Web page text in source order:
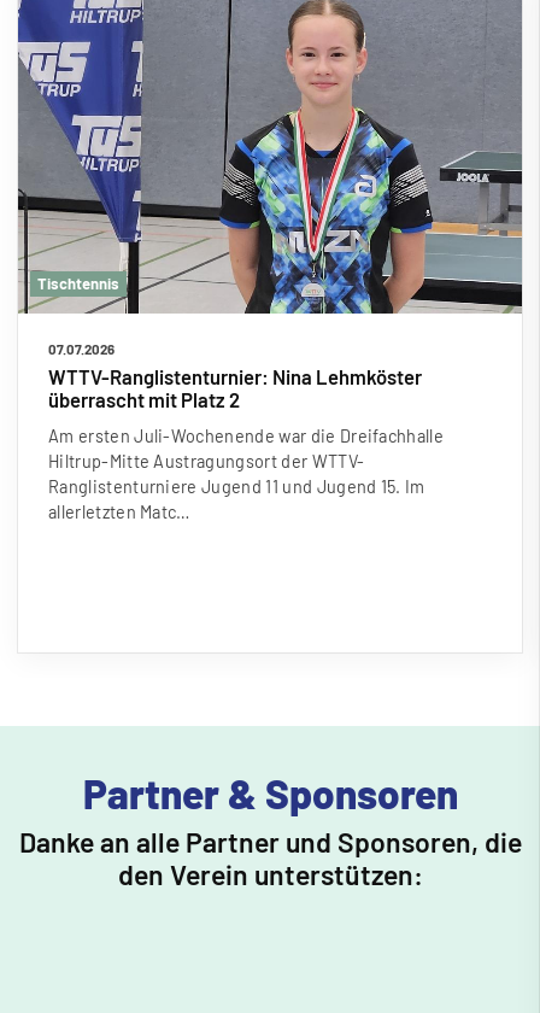
Tischtennis
07.07.2026
WTTV-Ranglistenturnier: Nina Lehmköster
überrascht mit Platz 2
Am ersten Juli-Wochenende war die Dreifachhalle
Hiltrup-Mitte Austragungsort der WTTV-
Ranglistenturniere Jugend 11 und Jugend 15. Im
allerletzten Matc…
Partner & Sponsoren
Danke an alle Partner und Sponsoren, die
den Verein unterstützen: